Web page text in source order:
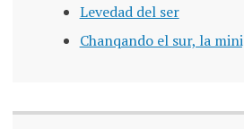
Levedad del ser
Chanqando el sur, la